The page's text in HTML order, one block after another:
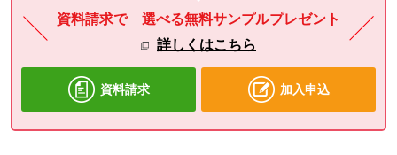
資料請求で 選べる無料サンプルプレゼント
詳しくはこちら
資料請求 加入申込